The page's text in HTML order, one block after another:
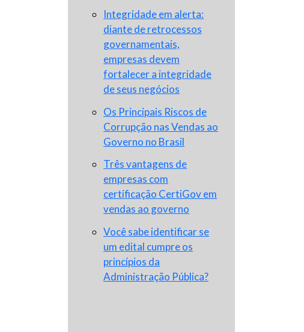
Integridade em alerta:
diante de retrocessos
governamentais,
empresas devem
fortalecer a integridade
de seus negócios
Os Principais Riscos de
Corrupção nas Vendas ao
Governo no Brasil
Três vantagens de
empresas com
certificação CertiGov em
vendas ao governo
Você sabe identificar se
um edital cumpre os
princípios da
Administração Pública?